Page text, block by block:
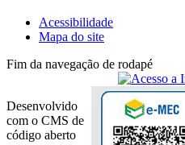
Acessibilidade
Mapa do site
Fim da navegação de rodapé
Desenvolvido
com o CMS de
código aberto